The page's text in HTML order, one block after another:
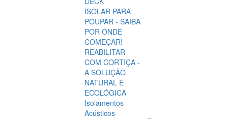
ISOLAR PARA
POUPAR - SAIBA
POR ONDE
COMEÇAR!
REABILITAR
COM CORTIÇA -
A SOLUÇÃO
NATURAL E
ECOLÓGICA
Isolamentos
Acústicos